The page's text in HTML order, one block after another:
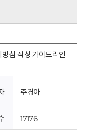
침 작성 가이드라인
주경아
17176